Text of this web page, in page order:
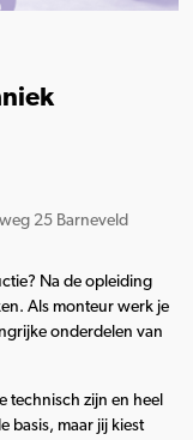
25 Barneveld
Na de opleiding
Als monteur werk je
onderdelen van
technisch zijn en heel
basis, maar jij kiest